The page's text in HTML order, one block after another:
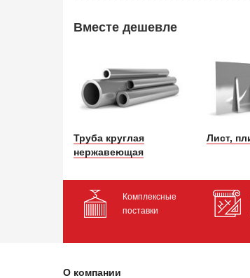
Вместе дешевле
Труба круглая
нержавеющая
Лист,
Комплексные
поставки
О компании